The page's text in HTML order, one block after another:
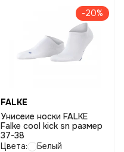
-20%
FALKE
Унисеие носки FALKE
Falke cool kick sn размер
37-38
Цвета:
Белый